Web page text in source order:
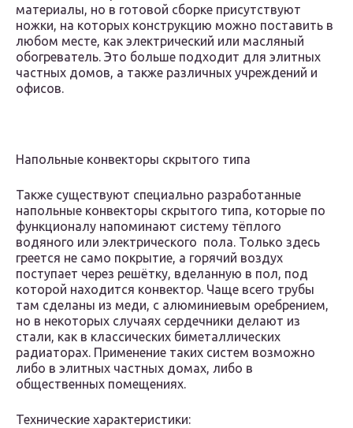
материалы, но в готовой сборке присутствуют
ножки, на которых конструкцию можно поставить в
любом месте, как электрический или масляный
обогреватель. Это больше подходит для элитных
частных домов, а также различных учреждений и
офисов.
Напольные конвекторы скрытого типа
Также существуют специально разработанные
напольные конвекторы скрытого типа, которые по
функционалу напоминают систему тёплого
водяного или электрического пола. Только здесь
греется не само покрытие, а горячий воздух
поступает через решётку, вделанную в пол, под
которой находится конвектор. Чаще всего трубы
там сделаны из меди, с алюминиевым оребрением,
но в некоторых случаях сердечники делают из
стали, как в классических биметаллических
радиаторах. Применение таких систем возможно
либо в элитных частных домах, либо в
общественных помещениях.
Технические характеристики: